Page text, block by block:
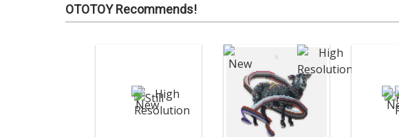
OTOTOY Recommends!